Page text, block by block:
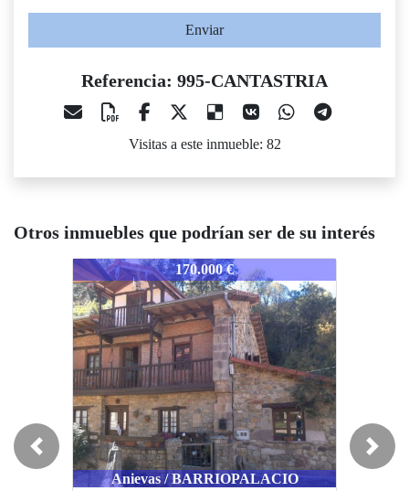
Enviar
Referencia: 995-CANTASTRIA
Visitas a este inmueble: 82
Otros inmuebles que podrían ser de su interés
CANTASTRIA
170.000 €
Anievas / BARRIOPALACIO
995-CANTASTRIA
194.400 €
Santander / ALBERICIA
Previous Next